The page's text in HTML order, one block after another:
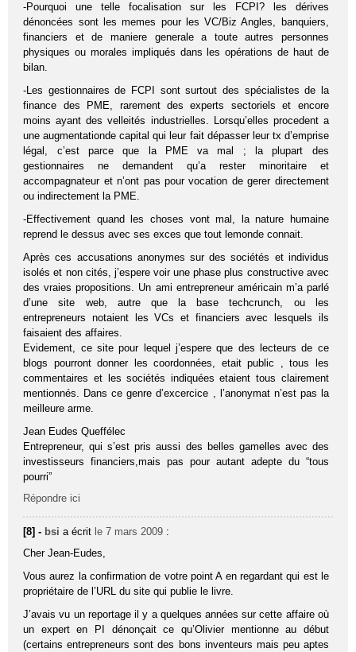
-Pourquoi une telle focalisation sur les FCPI? les dérives
dénoncées sont les memes pour les VC/Biz Angles, banquiers,
financiers et de maniere generale a toute autres personnes
physiques ou morales impliqués dans les opérations de haut de
bilan.
-Les gestionnaires de FCPI sont surtout des spécialistes de la
finance des PME, rarement des experts sectoriels et encore
moins ayant des velleités industrielles. Lorsqu’elles procedent a
une augmentationde capital qui leur fait dépasser leur tx d’emprise
légal, c’est parce que la PME va mal ; la plupart des
gestionnaires ne demandent qu’a rester minoritaire et
accompagnateur et n’ont pas pour vocation de gerer directement
ou indirectement la PME.
-Effectivement quand les choses vont mal, la nature humaine
reprend le dessus avec ses exces que tout lemonde connait.
Après ces accusations anonymes sur des sociétés et individus
isolés et non cités, j’espere voir une phase plus constructive avec
des vraies propositions. Un ami entrepreneur américain m’a parlé
d’une site web, autre que la base techcrunch, ou les
entrepreneurs notaient les VCs et financiers avec lesquels ils
faisaient des affaires.
Evidement, ce site pour lequel j’espere que des lecteurs de ce
blogs pourront donner les coordonnées, etait public , tous les
commentaires et les sociétés indiquées etaient tous clairement
mentionnés. Dans ce genre d’excercice , l’anonymat n’est pas la
meilleure arme.
Jean Eudes Queffélec
Entrepreneur, qui s’est pris aussi des belles gamelles avec des
investisseurs financiers,mais pas pour autant adepte du “tous
pourri”
Répondre ici
[8] - bsi a écrit le 7 mars 2009 :
Cher Jean-Eudes,
Vous aurez la confirmation de votre point A en regardant qui est le
propriétaire de l’URL du site qui publie le livre.
J’avais vu un reportage il y a quelques années sur cette affaire où
un expert en PI dénonçait ce qu’Olivier mentionne au début
(certains entrepreneurs sont des bons inventeurs mais peu aptes